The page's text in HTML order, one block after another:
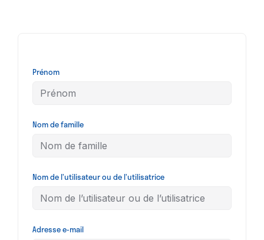
Prénom
Nom de famille
Nom de l’utilisateur ou de l’utilisatrice
Adresse e-mail